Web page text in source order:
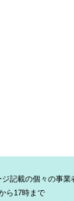
記載の個々の事業
ら17時まで